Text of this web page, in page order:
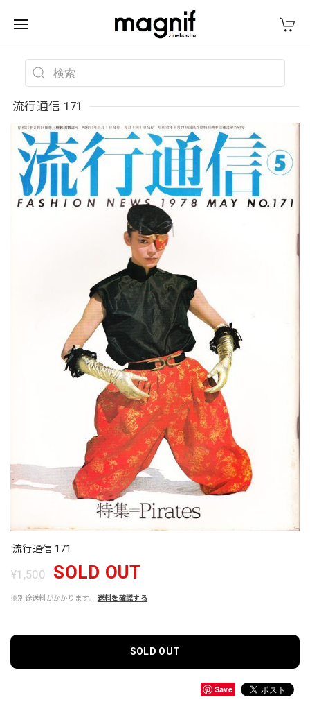
流行通信 171
流行通信 171
¥1,500 SOLD OUT
※別途送料がかかります。 送料を確認する
SOLD OUT
Save